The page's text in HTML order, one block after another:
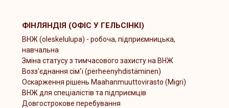
ФІНЛЯНДІЯ (ОФІС У ГЕЛЬСІНКІ)
ВНЖ (oleskelulupa) - робоча, підприємницька,
навчальна
Зміна статусу з тимчасового захисту на ВНЖ
Возз'єднання сім'ї (perheenyhdistäminen)
Оскарження рішень Maahanmuuttovirasto (Migri)
ВНЖ для спеціалістів та підприємців
Довгострокове перебування